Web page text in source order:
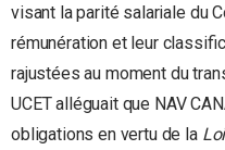
visant la parité salariale du
rémunération et leur
rajustées au moment du
UCET alléguait que NAV
obligations en vertu de la